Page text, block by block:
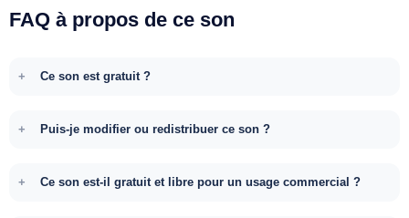
FAQ à propos de ce son
Ce son est gratuit ?
Puis-je modifier ou redistribuer ce son ?
Ce son est-il gratuit et libre pour un usage commercial ?